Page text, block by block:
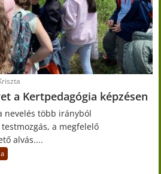
a Kertpedagógia képzésen
nevelés több irányból
a megfelelő
alvás....